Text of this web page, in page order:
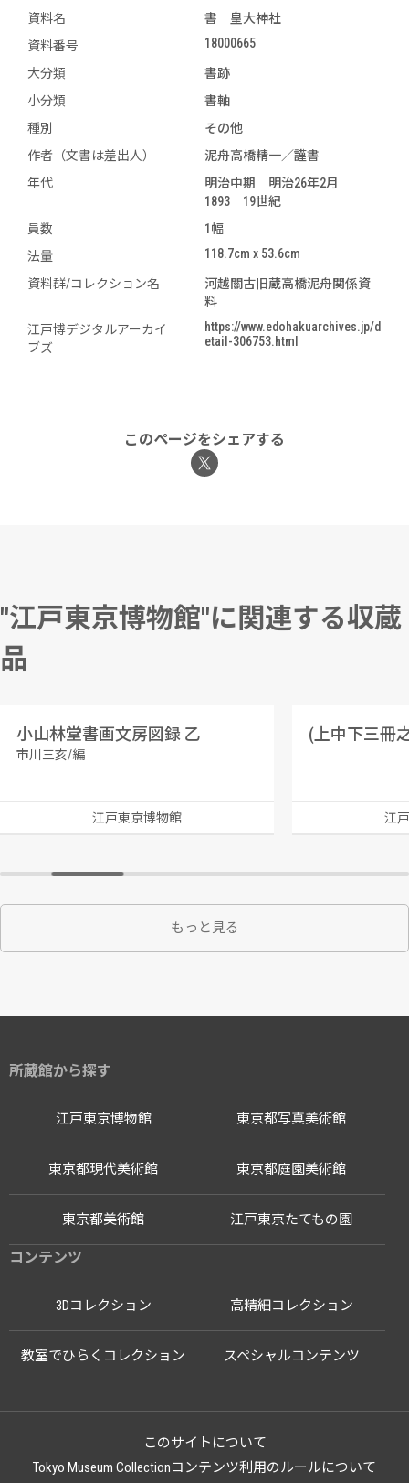
資料名
書 皇大神社
資料番号
18000665
大分類
書跡
小分類
書軸
種別
その他
作者（文書は差出人）
泥舟高橋精一／謹書
年代
明治中期 明治26年2月
1893 19世紀
員数
1幅
法量
118.7cm x 53.6cm
資料群/コレクション名
河越關古旧蔵高橋泥舟関係資
料
江戸博デジタルアーカイ
ブズ
https://www.edohakuarchives.jp/d
etail-306753.html
このページをシェアする
"江戸東京博物館"に関連する収蔵
品
小山林堂書画文房図録 乙
市川三亥/編
江戸東京博物館 江
もっと見る
所蔵館から探す
江戸東京博物館
江戸東京たてもの園
東京都写真美術館
東京都現代美術館 東京都庭園美術館
東京都美術館
コンテンツ
3Dコレクション 高精細コレクション
教室でひらくコレクション スペシャルコンテンツ
このサイトについて
Tokyo Museum Collectionコンテンツ利用のルールについて